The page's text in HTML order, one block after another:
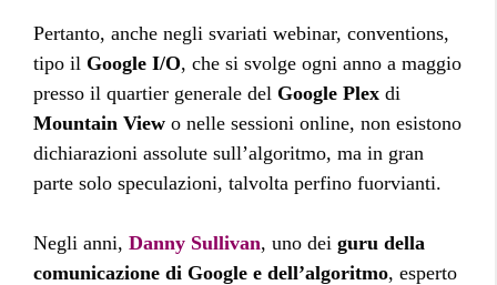
Pertanto, anche negli svariati webinar, conventions,
tipo il Google I/O, che si svolge ogni anno a maggio
presso il quartier generale del Google Plex di
Mountain View o nelle sessioni online, non esistono
dichiarazioni assolute sull’algoritmo, ma in gran
parte solo speculazioni, talvolta perfino fuorvianti.
Negli anni, Danny Sullivan, uno dei guru della
comunicazione di Google e dell’algoritmo, esperto